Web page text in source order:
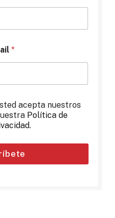
*
acepta nuestros
Política de
.